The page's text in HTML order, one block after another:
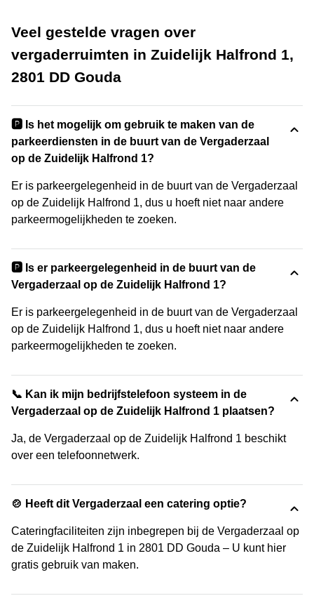
Veel gestelde vragen over
vergaderruimten in Zuidelijk Halfrond 1,
2801 DD Gouda
🅿️ Is het mogelijk om gebruik te maken van de
parkeerdiensten in de buurt van de Vergaderzaal
op de Zuidelijk Halfrond 1?
Er is parkeergelegenheid in de buurt van de Vergaderzaal
op de Zuidelijk Halfrond 1, dus u hoeft niet naar andere
parkeermogelijkheden te zoeken.
🅿️ Is er parkeergelegenheid in de buurt van de
Vergaderzaal op de Zuidelijk Halfrond 1?
Er is parkeergelegenheid in de buurt van de Vergaderzaal
op de Zuidelijk Halfrond 1, dus u hoeft niet naar andere
parkeermogelijkheden te zoeken.
📞 Kan ik mijn bedrijfstelefoon systeem in de
Vergaderzaal op de Zuidelijk Halfrond 1 plaatsen?
Ja, de Vergaderzaal op de Zuidelijk Halfrond 1 beschikt
over een telefoonnetwerk.
🍲 Heeft dit Vergaderzaal een catering optie?
Cateringfaciliteiten zijn inbegrepen bij de Vergaderzaal op
de Zuidelijk Halfrond 1 in 2801 DD Gouda – U kunt hier
gratis gebruik van maken.